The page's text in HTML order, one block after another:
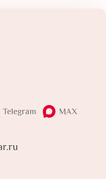
Telegram MAX